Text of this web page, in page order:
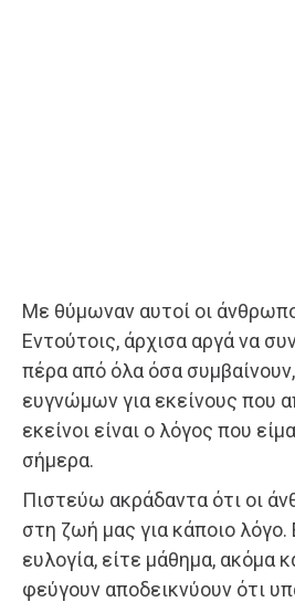
Με θύμωναν αυτοί οι
Εντούτοις, άρχισα αργά να
πέρα από όλα όσα
ευγνώμων για εκείνους που
εκείνοι είναι ο λόγος που
σήμερα.
Πιστεύω ακράδαντα ότι οι
στη ζωή μας για κάποιο λόγο.
ευλογία, είτε μάθημα, ακόμα
φεύγουν αποδεικνύουν ότι